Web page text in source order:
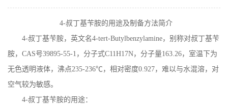
4-叔丁基苄胺的用途及制备方法简介
4-叔丁基苄胺，英文名4-tert-Butylbenzylamine，别称对叔丁基苄
胺， CAS号39895-55-1 ，分子式C11H17N，分子量163.26，室温下为
无色透明液体，沸点235-236℃，相对密度0.927，难以与水混溶，对
空气较为敏感。
4-叔丁基苄胺的用途：